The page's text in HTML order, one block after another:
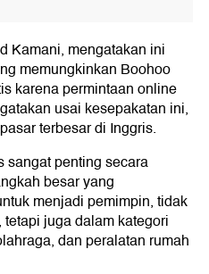
Kamani, mengatakan ini
memungkinkan Boohoo
karena permintaan online
usai kesepakatan ini,
terbesar di Inggris.
sangat penting secara
besar yang
menjadi pemimpin, tidak
juga dalam kategori
dan peralatan rumah